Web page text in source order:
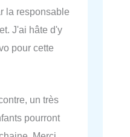
la responsable
J'ai hâte d'y
pour cette
un très
pourront